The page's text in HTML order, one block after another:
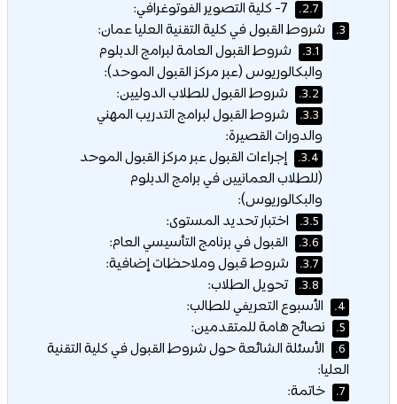
2.7.
3. شروط القبول في كلية التقنية العليا عمان:
3.1.
شروط القبول العامة لبرامج الدبلوم
والبكالوريوس (عبر مركز القبول الموحد):
3.2. شروط القبول للطلاب الدوليين:
3.3.
شروط القبول لبرامج التدريب المهني
والدورات القصيرة:
3.4.
إجراءات القبول عبر مركز القبول الموحد
(للطلاب العمانيين في برامج الدبلوم
والبكالوريوس):
3.5. اختبار تحديد المستوى:
3.6. القبول في برنامج التأسيسي العام:
3.7. شروط قبول وملاحظات إضافية:
3.8. تحويل الطلاب:
4. الأسبوع التعريفي للطالب:
5. نصائح هامة للمتقدمين:
6.
الأسئلة الشائعة حول شروط القبول في كلية التقنية
العليا:
7. خاتمة: